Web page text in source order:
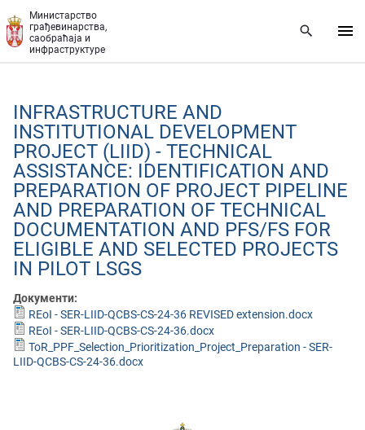
Министарство
грађевинарства,
саобраћаја и
инфраструктуре
INFRASTRUCTURE AND
INSTITUTIONAL DEVELOPMENT
PROJECT (LIID) - TECHNICAL
ASSISTANCE: IDENTIFICATION AND
PREPARATION OF PROJECT PIPELINE
AND PREPARATION OF TECHNICAL
DOCUMENTATION AND PFS/FS FOR
ELIGIBLE AND SELECTED PROJECTS
IN PILOT LSGS
Документи:
REoI - SER-LIID-QCBS-CS-24-36 REVISED extension.docx
REoI - SER-LIID-QCBS-CS-24-36.docx
ToR_PPF_Selection_Prioritization_Project_Preparation - SER-
LIID-QCBS-CS-24-36.docx